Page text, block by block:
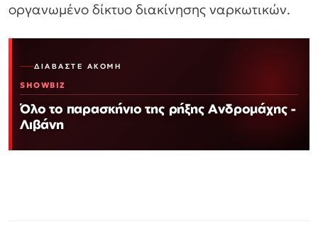
οργανωμένο δίκτυο διακίνησης ναρκωτικών.
ΔΙΑΒΆΣΤΕ ΑΚΌΜΗ
SHOWBIZ
Όλο το παρασκήνιο της ρήξης Ανδρομάχης -
Λιβάνη